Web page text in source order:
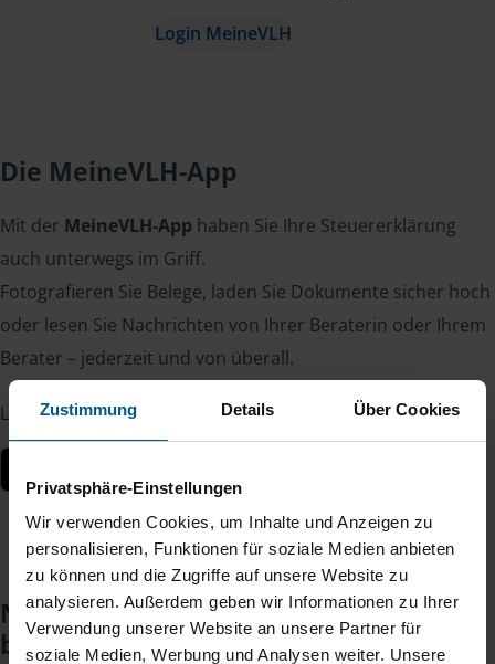
Zustimmung Details Über Cookies
Privatsphäre-Einstellungen
Wir verwenden Cookies, um Inhalte und Anzeigen zu
personalisieren, Funktionen für soziale Medien anbieten
zu können und die Zugriffe auf unsere Website zu
analysieren. Außerdem geben wir Informationen zu Ihrer
Verwendung unserer Website an unsere Partner für
soziale Medien, Werbung und Analysen weiter. Unsere
Login MeineVLH
Die MeineVLH-App
Mit der MeineVLH-App haben Sie Ihre Steuererklärung
auch unterwegs im Griff.
Fotografieren Sie Belege, laden Sie Dokumente sicher hoch
oder lesen Sie Nachrichten von Ihrer Beraterin oder Ihrem
Berater – jederzeit und von überall.
Laden Sie die App kostenlos herunter:
Noch keinen Zugang? So einfach
beantragen Sie ihn.